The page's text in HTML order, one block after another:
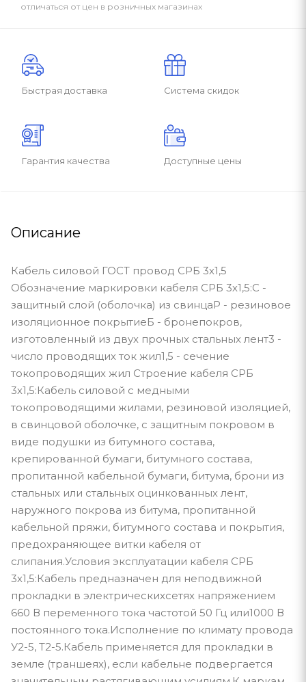
отличаться от цен в розничных магазинах
Быстрая доставка Система скидок
Гарантия качества Доступные цены
Описание
Кабель силовой ГОСТ провод СРБ 3х1,5
Обозначение маркировки кабеля СРБ 3х1,5:С -
защитный слой (оболочка) из свинцаР - резиновое
изоляционное покрытиеБ - бронепокров,
изготовленный из двух прочных стальных лент3 -
число проводящих ток жил1,5 - сечение
токопроводящих жил Строение кабеля СРБ
3х1,5:Кабель силовой с медными
токопроводящими жилами, резиновой изоляцией,
в свинцовой оболочке, с защитным покровом в
виде подушки из битумного состава,
крепированной бумаги, битумного состава,
пропитанной кабельной бумаги, битума, брони из
стальных или стальных оцинкованных лент,
наружного покрова из битума, пропитанной
кабельной пряжи, битумного состава и покрытия,
предохраняющее витки кабеля от
слипания.Условия эксплуатации кабеля СРБ
3х1,5:Кабель предназначен для неподвижной
прокладки в электрическихсетях напряжением
660 В переменного тока частотой 50 Гц или1000 В
постоянного тока.Исполнение по климату провода
У2-5, Т2-5.Кабель применяется для прокладки в
земле (траншеях), если кабельне подвергается